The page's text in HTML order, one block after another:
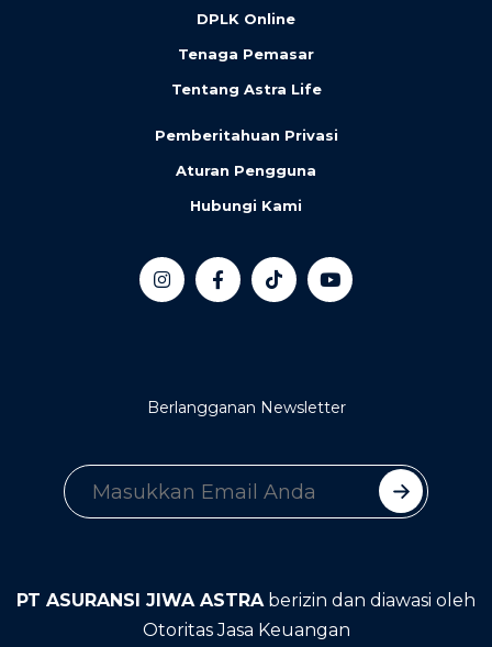
DPLK Online
Tenaga Pemasar
Tentang Astra Life
Pemberitahuan Privasi
Aturan Pengguna
Hubungi Kami
Berlangganan Newsletter
PT ASURANSI JIWA ASTRAberizin dan diawasi oleh
Otoritas Jasa Keuangan